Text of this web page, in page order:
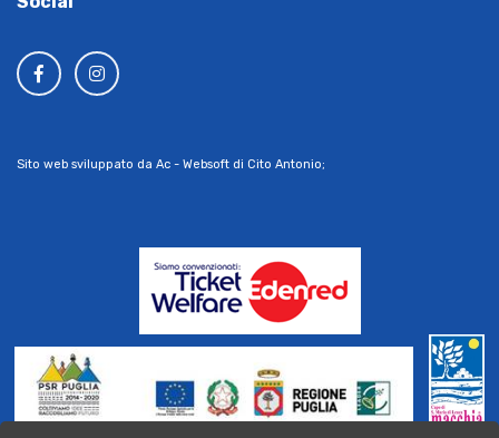
Sito web sviluppato da Ac - Websoft di Cito Antonio;